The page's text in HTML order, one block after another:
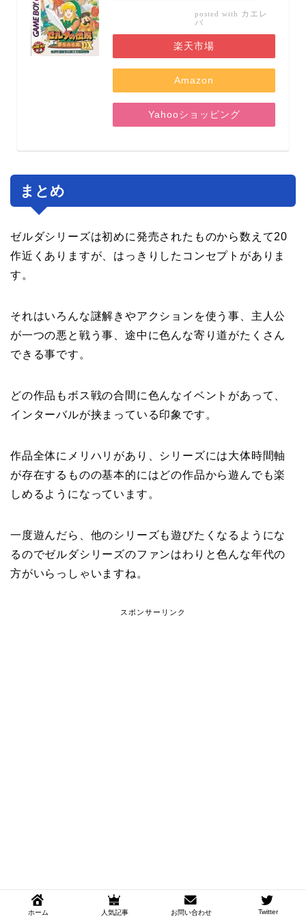
posted with カエレ
バ
楽天市場
Amazon
Yahooショッピング
まとめ
ゼルダシリーズは初めに発売されたものから数えて20
作近くありますが、はっきりしたコンセプトがありま
す。
それはいろんな謎解きやアクションを使う事、主人公
が一つの悪と戦う事、途中に色んな寄り道がたくさん
できる事です。
どの作品もボス戦の合間に色んなイベントがあって、
インターバルが挟まっている印象です。
作品全体にメリハリがあり、シリーズには大体時間軸
が存在するものの基本的にはどの作品から遊んでも楽
しめるようになっています。
一度遊んだら、他のシリーズも遊びたくなるようにな
るのでゼルダシリーズのファンはわりと色んな年代の
方がいらっしゃいますね。
スポンサーリンク
ホーム 人気記事 お問い合わせ Twitter